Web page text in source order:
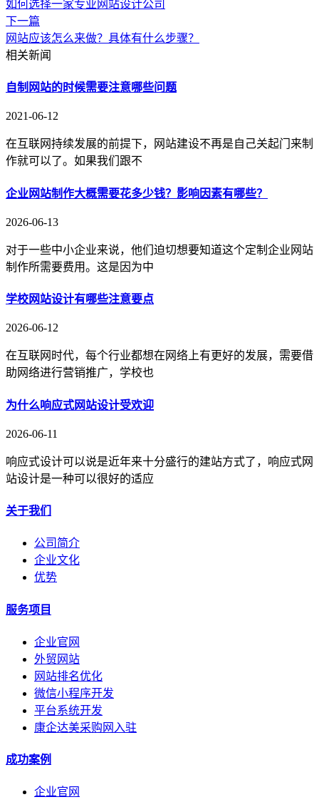
如何选择一家专业网站设计公司
下一篇
网站应该怎么来做？具体有什么步骤？
相关新闻
自制网站的时候需要注意哪些问题
2021-06-12
在互联网持续发展的前提下，网站建设不再是自己关起门来制
作就可以了。如果我们跟不
企业网站制作大概需要花多少钱？影响因素有哪些？
2026-06-13
对于一些中小企业来说，他们迫切想要知道这个定制企业网站
制作所需要费用。这是因为中
学校网站设计有哪些注意要点
2026-06-12
在互联网时代，每个行业都想在网络上有更好的发展，需要借
助网络进行营销推广，学校也
为什么响应式网站设计受欢迎
2026-06-11
响应式设计可以说是近年来十分盛行的建站方式了，响应式网
站设计是一种可以很好的适应
关于我们
公司简介
企业文化
优势
服务项目
企业官网
外贸网站
网站排名优化
微信小程序开发
平台系统开发
康企达美采购网入驻
成功案例
企业官网